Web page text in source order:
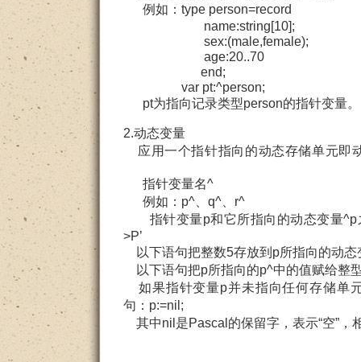
例如：type person=record
name:string[10];
sex:(male,female);
age:20..70
end;
var pt:^person;
pt为指向记录类型person的指针变量。
2.动态变量
应用一个指针指向的动态存储单元即
指针变量名^
例如：p^、q^、r^
指针变量p和它所指向的动态变量^p
>P’
以下语句把整数5存放到p所指向的动态
以下语句把p所指向的p^中的值赋给整
如果指针变量p并未指向任何存储单
句：p:=nil;
其中nil是Pascal的保留字，表示“空”，